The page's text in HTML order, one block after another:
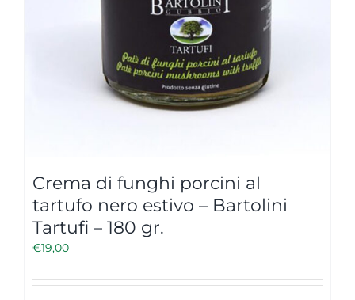
Crema di funghi porcini al
tartufo nero estivo – Bartolini
Tartufi – 180 gr.
€19,00